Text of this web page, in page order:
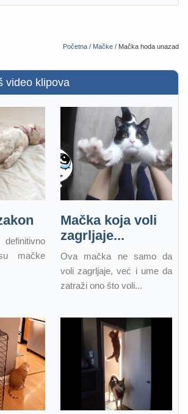
Početna / Mačke / Mačka hoda unazad
video klipova
mačke
Mačka koja voli
zagrljaje...
Ova mačka ne samo da
voli zagrljaje, već i ume da
zatraži ono što voli...